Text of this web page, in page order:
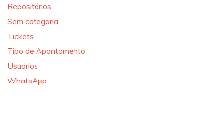
Repositórios
Sem categoria
Tickets
Tipo de Apontamento
Usuários
WhatsApp